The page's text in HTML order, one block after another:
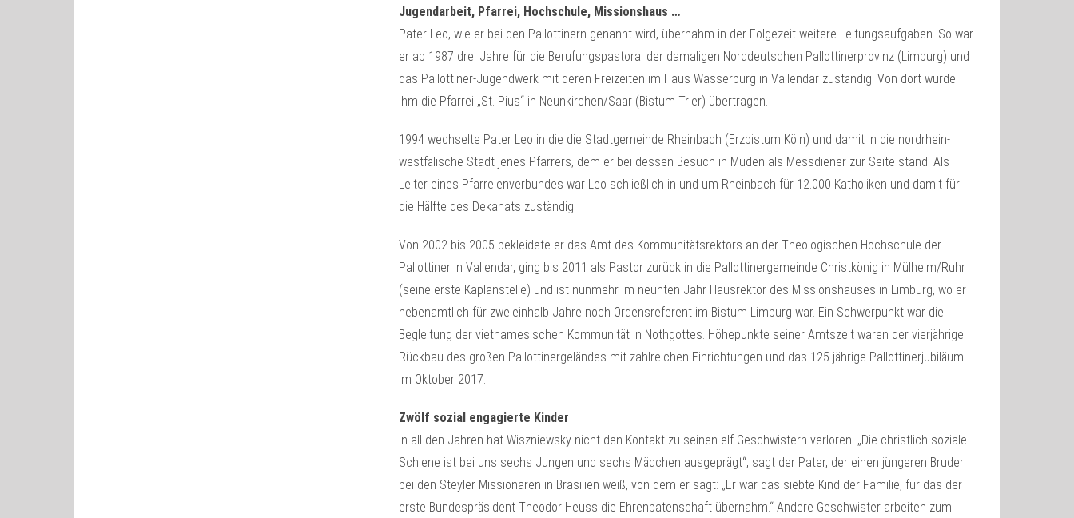
Jugendarbeit, Pfarrei, Hochschule, Missionshaus …
Pater Leo, wie er bei den Pallottinern genannt wird, übernahm in der Folgezeit weitere Leitungsaufgaben. So war
er ab 1987 drei Jahre für die Berufungspastoral der damaligen Norddeutschen Pallottinerprovinz (Limburg) und
das Pallottiner-Jugendwerk mit deren Freizeiten im Haus Wasserburg in Vallendar zuständig. Von dort wurde
ihm die Pfarrei „St. Pius“ in Neunkirchen/Saar (Bistum Trier) übertragen.
1994 wechselte Pater Leo in die die Stadtgemeinde Rheinbach (Erzbistum Köln) und damit in die nordrhein-
westfälische Stadt jenes Pfarrers, dem er bei dessen Besuch in Müden als Messdiener zur Seite stand. Als
Leiter eines Pfarreienverbundes war Leo schließlich in und um Rheinbach für 12.000 Katholiken und damit für
die Hälfte des Dekanats zuständig.
Von 2002 bis 2005 bekleidete er das Amt des Kommunitätsrektors an der Theologischen Hochschule der
Pallottiner in Vallendar, ging bis 2011 als Pastor zurück in die Pallottinergemeinde Christkönig in Mülheim/Ruhr
(seine erste Kaplanstelle) und ist nunmehr im neunten Jahr Hausrektor des Missionshauses in Limburg, wo er
nebenamtlich für zweieinhalb Jahre noch Ordensreferent im Bistum Limburg war. Ein Schwerpunkt war die
Begleitung der vietnamesischen Kommunität in Nothgottes. Höhepunkte seiner Amtszeit waren der vierjährige
Rückbau des großen Pallottinergeländes mit zahlreichen Einrichtungen und das 125-jährige Pallottinerjubiläum
im Oktober 2017.
Zwölf sozial engagierte Kinder
In all den Jahren hat Wiszniewsky nicht den Kontakt zu seinen elf Geschwistern verloren. „Die christlich-soziale
Schiene ist bei uns sechs Jungen und sechs Mädchen ausgeprägt“, sagt der Pater, der einen jüngeren Bruder
bei den Steyler Missionaren in Brasilien weiß, von dem er sagt: „Er war das siebte Kind der Familie, für das der
erste Bundespräsident Theodor Heuss die Ehrenpatenschaft übernahm.“ Andere Geschwister arbeiten zum